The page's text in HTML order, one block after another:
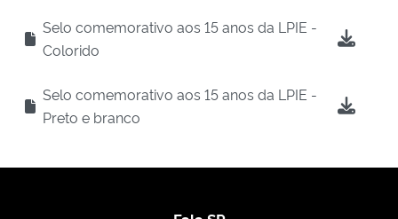
Selo comemorativo aos 15 anos da LPIE -
Colorido
Selo comemorativo aos 15 anos da LPIE -
Preto e branco